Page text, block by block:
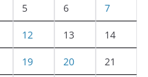
5 6 7
12 13 14
19 20 21